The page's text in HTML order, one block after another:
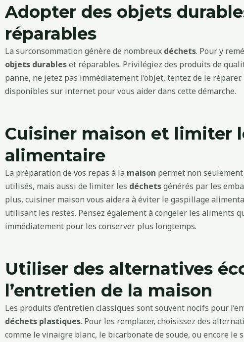
Adopter des objets
réparables
La surconsommation génère de nombreux déchets. Pour y
objets durableset réparables. Privilégiez des produits de
panne, ne jetez pas immédiatement l’objet, tentez de le
disponibles sur internet pour vous aider dans cette démarche.
Cuisiner maison et limiter
alimentaire
La préparation de vos repas à la maison permet non
utilisés, mais aussi de limiter les déchetsgénérés par les
plus, cuisiner maison vous aidera à éviter le gaspillage
utilisant les restes. Pensez également à congeler les aliments
immédiatement pour les conserver plus longtemps.
Utiliser des alternatives
l’entretien de la maison
Les produits d’entretien classiques sont souvent nocifs pour
déchets plastiques. Pour les remplacer, choisissez des
comme le vinaigre blanc, le bicarbonate de soude, ou encore le